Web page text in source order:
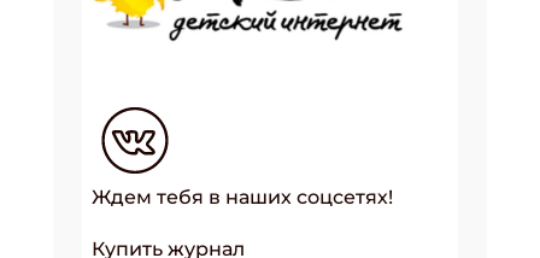
Ждем тебя в наших соцсетях!
Купить журнал